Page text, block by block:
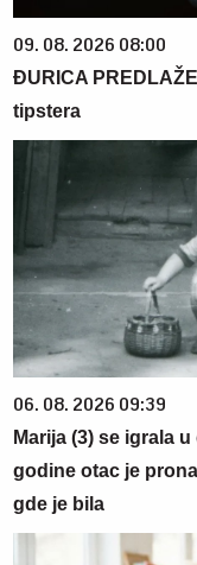
09. 08. 2026 08:00
ĐURICA
tipstera
06. 08. 2026 09:39
Marija (3) se igrala
godine otac je
gde je bila